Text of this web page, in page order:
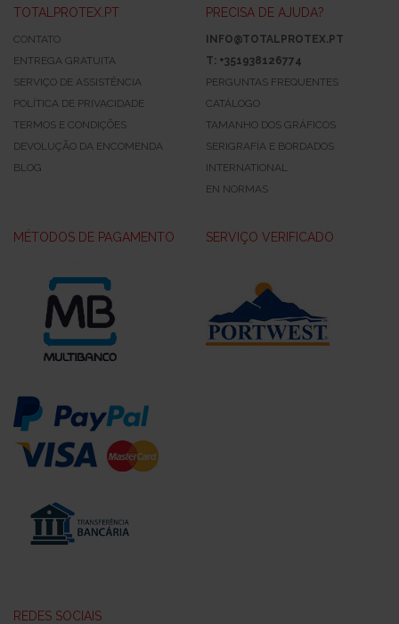
TOTALPROTEX.PT
CONTATO
ENTREGA GRATUITA
SERVIÇO DE ASSISTÊNCIA
POLÍTICA DE PRIVACIDADE
TERMOS E CONDIÇÕES
DEVOLUÇÃO DA ENCOMENDA
BLOG
PRECISA DE AJUDA?
INFO@TOTALPROTEX.PT
T: +351938126774
PERGUNTAS FREQUENTES
CATÁLOGO
TAMANHO DOS GRÁFICOS
SERIGRAFÍA E BORDADOS
INTERNATIONAL
EN NORMAS
MÉTODOS DE PAGAMENTO SERVIÇO VERIFICADO
REDES SOCIAIS